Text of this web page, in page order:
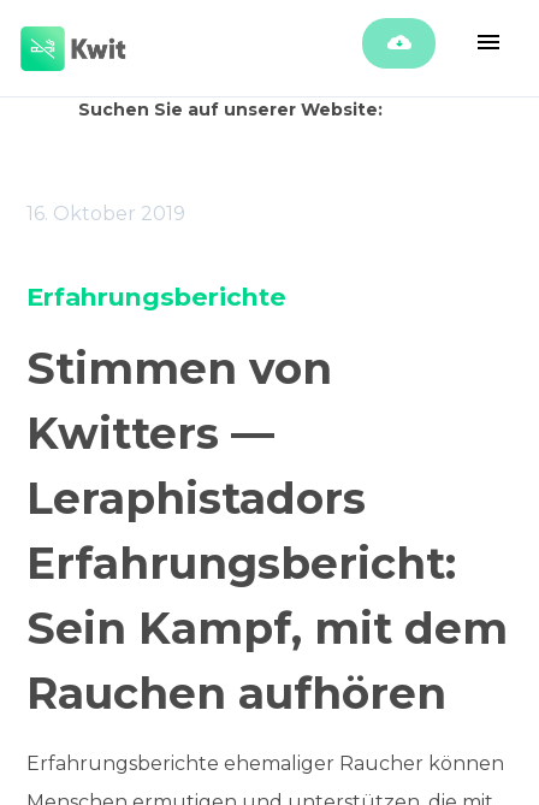
Suchen Sie auf unserer Website:
16. Oktober 2019
Erfahrungsberichte
Stimmen von
Kwitters —
Leraphistadors
Erfahrungsbericht:
Sein Kampf, mit dem
Rauchen aufhören
Erfahrungsberichte ehemaliger Raucher können